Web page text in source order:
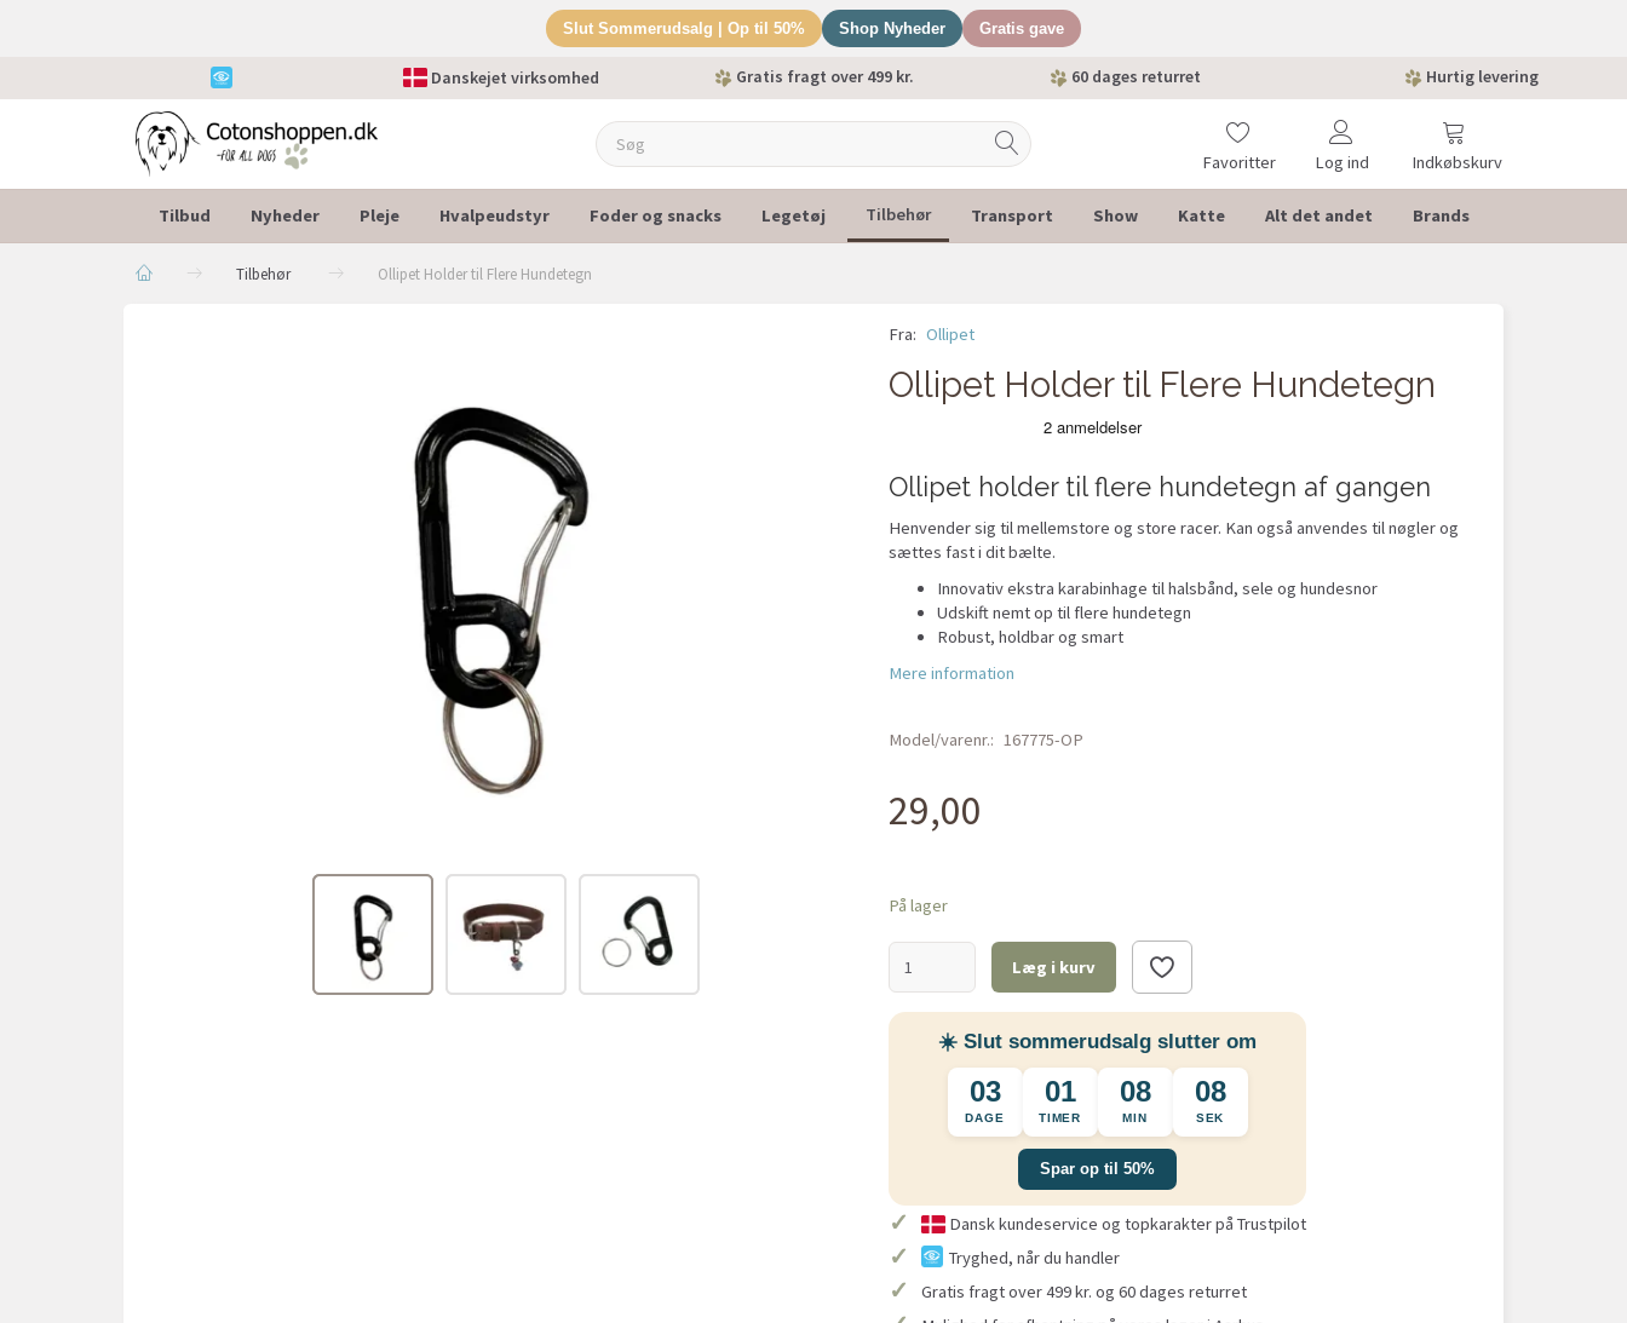
Slut Sommerudsalg | Op til 50% Shop Nyheder Gratis gave
Danskejet virksomhed Gratis fragt over 499 kr. 60 dages returret Hurtig levering
Indkøbskurv
Favoritter Log ind
Tilbud Nyheder Pleje Hvalpeudstyr Foder og snacks Legetøj Tilbehør Transport Show Katte Alt det andet Brands
Tilbehør Ollipet Holder til Flere Hundetegn
Fra: Ollipet
Ollipet Holder til Flere Hundetegn
Ollipet holder til flere hundetegn af gangen
Henvender sig til mellemstore og store racer. Kan også anvendes til nøgler og
sættes fast i dit bælte.
Innovativ ekstra karabinhage til halsbånd, sele og hundesnor
Udskift nemt op til flere hundetegn
Robust, holdbar og smart
Mere information
Model/varenr.: 167775-OP
29,00
På lager
Læg i kurv
☀️ Slut sommerudsalg slutter om
03
DAGE
01
TIMER
08
MIN
08
SEK
Spar op til 50%
✓ Dansk kundeservice og topkarakter på Trustpilot
✓ Tryghed, når du handler
✓ Gratis fragt over 499 kr. og 60 dages returret